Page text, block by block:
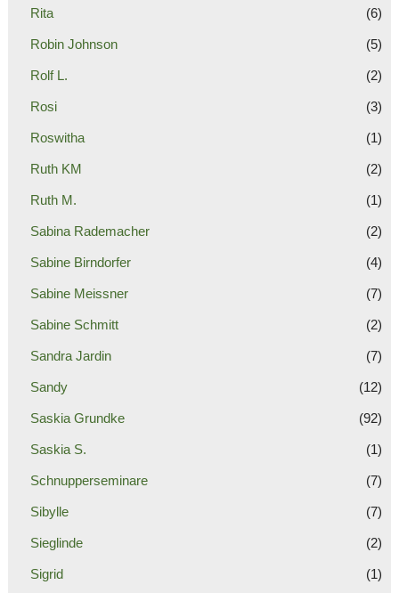
Rita (6)
Robin Johnson (5)
Rolf L. (2)
Rosi (3)
Roswitha (1)
Ruth KM (2)
Ruth M. (1)
Sabina Rademacher (2)
Sabine Birndorfer (4)
Sabine Meissner (7)
Sabine Schmitt (2)
Sandra Jardin (7)
Sandy (12)
Saskia Grundke (92)
Saskia S. (1)
Schnupperseminare (7)
Sibylle (7)
Sieglinde (2)
Sigrid (1)